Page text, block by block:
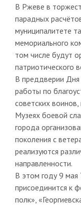
В Ржеве в
парадных
муниципалитете
мемориального
том числе будут
патриотического
В преддверии
работы по
советских
Музеях боевой
города
поколения с
реализуются
направленности.
В этом году 9 мая
присоединится к
полк»,